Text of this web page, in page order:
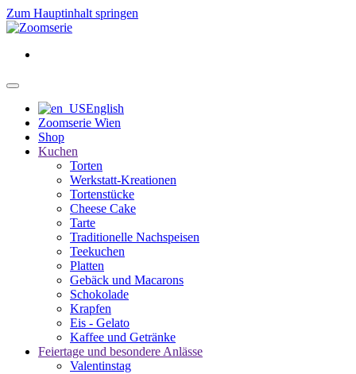
Zum Hauptinhalt springen
English
Zoomserie Wien
Shop
Kuchen
Torten
Werkstatt-Kreationen
Tortenstücke
Cheese Cake
Tarte
Traditionelle Nachspeisen
Teekuchen
Platten
Gebäck und Macarons
Schokolade
Krapfen
Eis - Gelato
Kaffee und Getränke
Feiertage und besondere Anlässe
Valentinstag